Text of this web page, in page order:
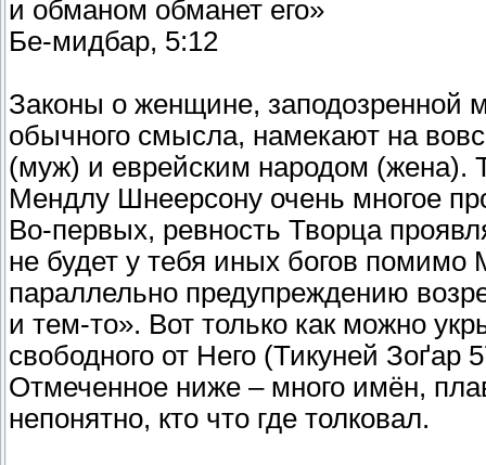
и обманом обманет его»
Бе-мидбар, 5:12
Законы о женщине, заподозренной
обычного смысла, намекают на
(муж) и еврейским народом (жена).
Мендлу Шнеерсону очень многое
Во-первых, ревность Творца
не будет у тебя иных богов
параллельно предупреждению
и тем-то». Вот только как можно
свободного от Него (Тикуней
Отмеченное ниже – много имён,
непонятно, кто что где толковал.